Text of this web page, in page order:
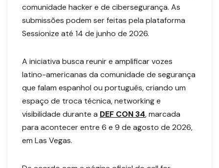
comunidade hacker e de cibersegurança. As
submissões podem ser feitas pela plataforma
Sessionize até 14 de junho de 2026.
A iniciativa busca reunir e amplificar vozes
latino-americanas da comunidade de segurança
que falam espanhol ou português, criando um
espaço de troca técnica, networking e
visibilidade durante a DEF CON 34, marcada
para acontecer entre 6 e 9 de agosto de 2026,
em Las Vegas.